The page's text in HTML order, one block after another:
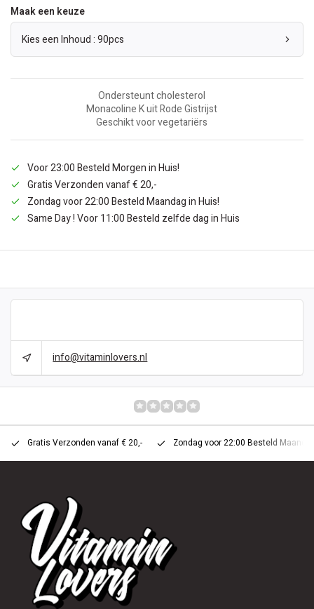
Maak een keuze
Kies een Inhoud : 90pcs
Ondersteunt cholesterol
Monacoline K uit Rode Gistrijst
Geschikt voor vegetariërs
Voor 23:00 Besteld Morgen in Huis!
Gratis Verzonden vanaf € 20,-
Zondag voor 22:00 Besteld Maandag in Huis!
Same Day ! Voor 11:00 Besteld zelfde dag in Huis
info@vitaminlovers.nl
Gratis Verzonden vanaf € 20,- Zondag voor 22:00 Besteld